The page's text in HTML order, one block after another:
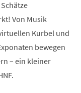
Von Musik
Kurbel und
bewegen
– ein kleiner